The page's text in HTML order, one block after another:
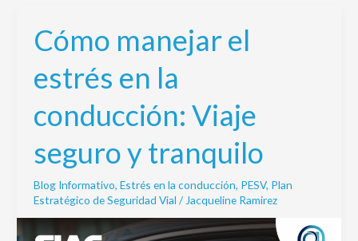
Cómo manejar el
estrés en la
conducción: Viaje
seguro y tranquilo
Blog Informativo, Estrés en la conducción, PESV, Plan
Estratégico de Seguridad Vial / Jacqueline Ramirez
Cómo
manejar
el
estrés
en
la
conducción:
seguro